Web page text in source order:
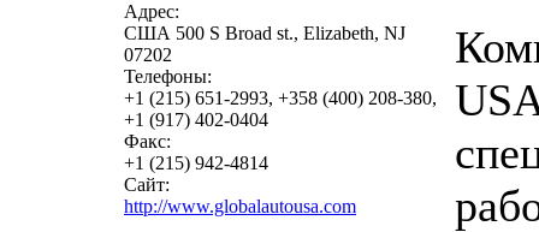
Адрес:
США 500 S Broad st., Elizabeth, NJ
07202
Телефоны:
+1 (215) 651-2993, +358 (400) 208-380,
+1 (917) 402-0404
Факс:
+1 (215) 942-4814
Сайт:
http://www.globalautousa.com